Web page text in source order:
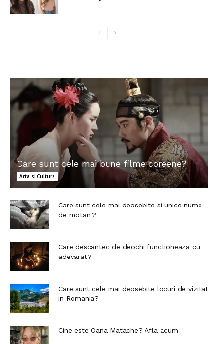
Care sunt cele mai bune filme coreene?
Arta si Cultura
Care sunt cele mai deosebite si unice nume
de motani?
Care descantec de deochi functioneaza cu
adevarat?
Care sunt cele mai deosebite locuri de vizitat
in Romania?
Cine este Oana Matache? Afla acum